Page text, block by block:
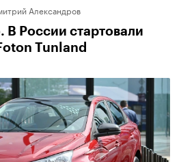
Александров
В России стартовали
Tunland